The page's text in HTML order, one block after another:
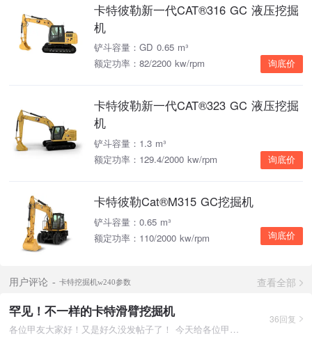
卡特彼勒新一代CAT®316 GC 液压挖掘
机
铲斗容量：GD 0.65 m³
额定功率：82/2200 kw/rpm
询底价
卡特彼勒新一代CAT®323 GC 液压挖掘
机
铲斗容量：1.3 m³
额定功率：129.4/2000 kw/rpm
询底价
卡特彼勒Cat®M315 GC挖掘机
铲斗容量：0.65 m³
额定功率：110/2000 kw/rpm
询底价
用户评论 卡特挖掘机w240参数 查看全部
罕见！不一样的卡特滑臂挖掘机
各位甲友大家好！又是好久没发帖子了！ 今天给各位甲友带来一
36回复